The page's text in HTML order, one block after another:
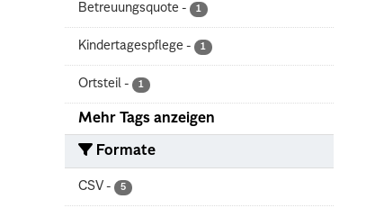
Betreuungsquote - 1
Kindertagespflege - 1
Ortsteil - 1
Mehr Tags anzeigen
Formate
CSV - 5